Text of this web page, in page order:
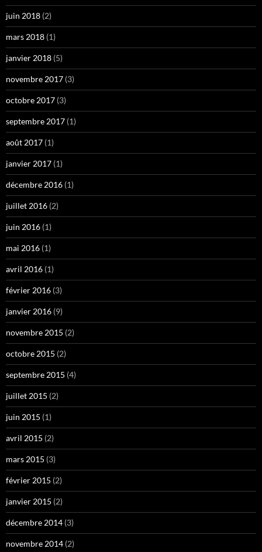
juin 2018 (2)
mars 2018 (1)
janvier 2018 (5)
novembre 2017 (3)
octobre 2017 (3)
septembre 2017 (1)
août 2017 (1)
janvier 2017 (1)
décembre 2016 (1)
juillet 2016 (2)
juin 2016 (1)
mai 2016 (1)
avril 2016 (1)
février 2016 (3)
janvier 2016 (9)
novembre 2015 (2)
octobre 2015 (2)
septembre 2015 (4)
juillet 2015 (2)
juin 2015 (1)
avril 2015 (2)
mars 2015 (3)
février 2015 (2)
janvier 2015 (2)
décembre 2014 (3)
novembre 2014 (2)